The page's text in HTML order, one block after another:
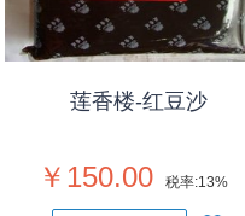
莲香楼-红豆沙
￥150.00 税率:13%